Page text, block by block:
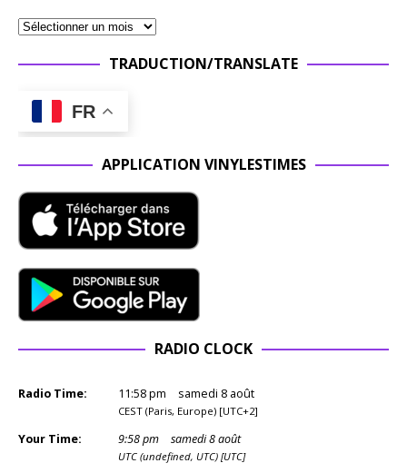
TRADUCTION/TRANSLATE
FR
APPLICATION VINYLESTIMES
RADIO CLOCK
Radio Time: 11:58pm samedi 8 août
CEST (Paris, Europe) [UTC+2]
Your Time: 9:58pm samedi 8 août
UTC (undefined, UTC) [UTC]